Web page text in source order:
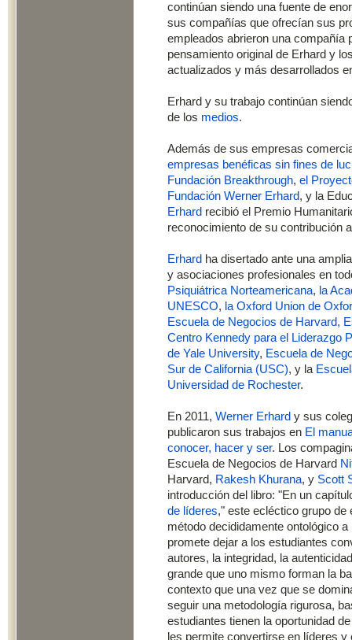
continúan siendo una fuente de
sus compañías que ofrecían sus
empleados abrieron una compañía
pensamiento original de Erhard y
actualizados y más desarrollados
Erhard y su trabajo continúan
de los medios.
Además de sus empresas
empresas benéficas sin fines de
Fundación Breakthrough, el
Fundación Werner Erhard, y la
Erhard recibió el Premio
reconocimiento de su contribución
Erhard ha disertado ante una
y asociaciones profesionales en
Psiquiátrica Norteamericana, la
UNESCO, la Oxford Union de
Escuela de Negocios de Harvard,
Centro Kennedy para el Liderazgo
de Yale University, Escuela de
Sur de California (USC), y la
Universidad de Rochester.
En 2011, Werner Erhard y sus
publicaron sus trabajos en El
conocer, hacer y ser. Los
Escuela de Negocios de Harvard
Harvard, Rakesh Khurana, y Scott
introducción del libro: "En un
de líderes," este ecléctico grupo de
método decididamente ontológico
promete dejar a los estudiantes
autores, la integridad, la
grande que uno mismo forman la
contexto que una vez que se
seguir una metodología rigurosa,
estudiantes tienen la oportunidad
les permite convertirse en líderes